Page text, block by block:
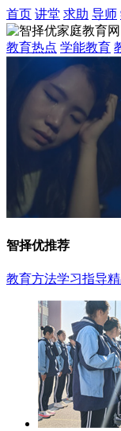
首页 讲堂 求助 导师
教育热点 学能教育
智择优推荐
教育方法学习指导